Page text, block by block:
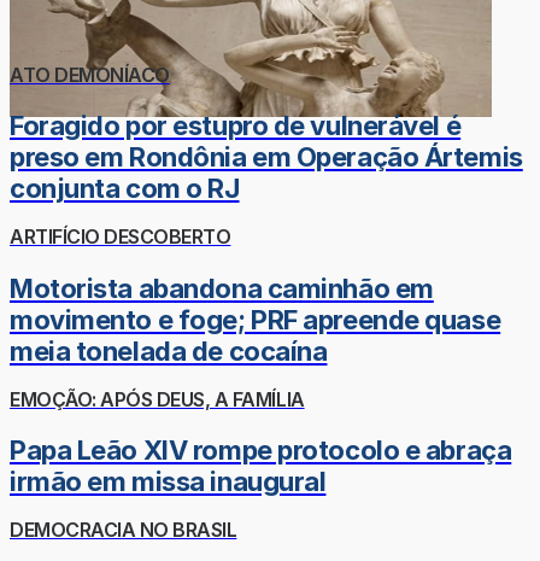
ATO DEMONÍACO
Foragido por estupro de vulnerável é
preso em Rondônia em Operação Ártemis
conjunta com o RJ
ARTIFÍCIO DESCOBERTO
Motorista abandona caminhão em
movimento e foge; PRF apreende quase
meia tonelada de cocaína
EMOÇÃO: APÓS DEUS, A FAMÍLIA
Papa Leão XIV rompe protocolo e abraça
irmão em missa inaugural
DEMOCRACIA NO BRASIL